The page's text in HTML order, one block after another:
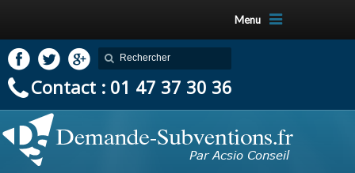
Menu
Contact : 01 47 37 30 36